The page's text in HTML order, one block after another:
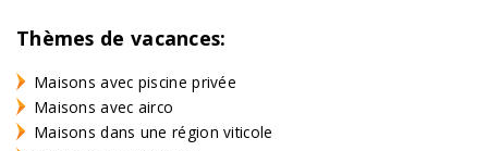
Thèmes de vacances:
Maisons avec piscine privée
Maisons avec airco
Maisons dans une région viticole